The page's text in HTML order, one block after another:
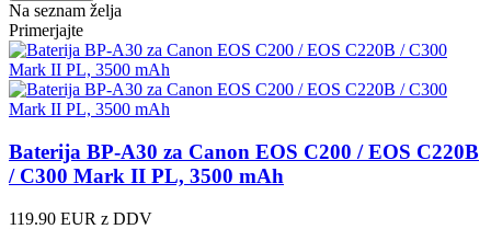
Na seznam želja
Primerjajte
Baterija BP-A30 za Canon EOS C200 / EOS C220B
/ C300 Mark II PL, 3500 mAh
119.90 EUR z DDV